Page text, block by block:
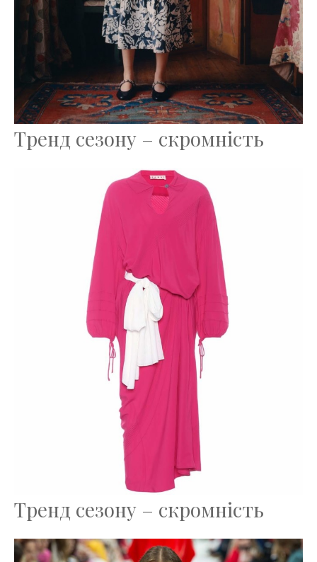
Тренд сезону – скромність
Тренд сезону – скромність